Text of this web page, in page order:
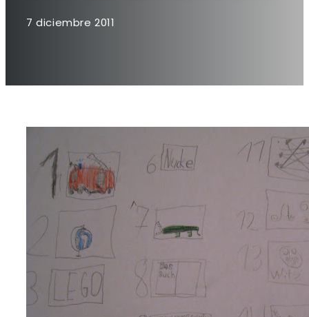
7 diciembre 2011